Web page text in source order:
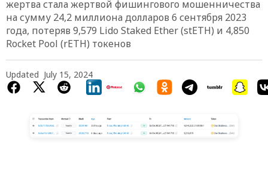
Chia
$1.46
жертва стала жертвой фишингового мошенничества
на сумму 24,2 миллиона долларов 6 сентября 2023
года, потеряв 9,579 Lido Staked Ether (stETH) и 4,850
Rocket Pool (rETH) токенов
Updated July 15, 2024